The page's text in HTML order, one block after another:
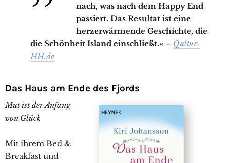
nach, was nach dem Happy End
passiert. Das Resultat ist eine
herzerwärmende Geschichte, die
die Schönheit Island einschließt.« – Qultur-
HH.de
Das Haus am Ende des Fjords
Mut ist der Anfang
von Glück
Mit ihrem Bed &
Breakfast und